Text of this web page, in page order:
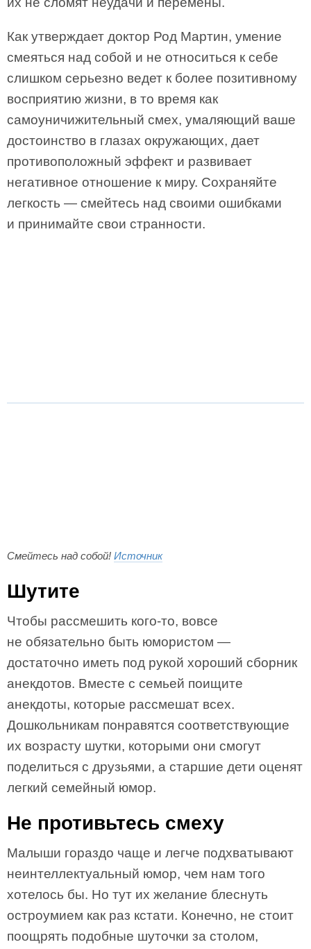
Как утверждает доктор Род Мартин, умение
смеяться над собой и не относиться к себе
слишком серьезно ведет к более позитивному
восприятию жизни, в то время как
самоуничижительный смех, умаляющий ваше
достоинство в глазах окружающих, дает
противоположный эффект и развивает
негативное отношение к миру. Сохраняйте
легкость — смейтесь над своими ошибками
и принимайте свои странности.
Смейтесь над собой! Источник
Шутите
Чтобы рассмешить кого-то, вовсе
не обязательно быть юмористом —
достаточно иметь под рукой хороший сборник
анекдотов. Вместе с семьей поищите
анекдоты, которые рассмешат всех.
Дошкольникам понравятся соответствующие
их возрасту шутки, которыми они смогут
поделиться с друзьями, а старшие дети оценят
легкий семейный юмор.
Не противьтесь смеху
Малыши гораздо чаще и легче подхватывают
неинтеллектуальный юмор, чем нам того
хотелось бы. Но тут их желание блеснуть
остроумием как раз кстати. Конечно, не стоит
поощрять подобные шуточки за столом,